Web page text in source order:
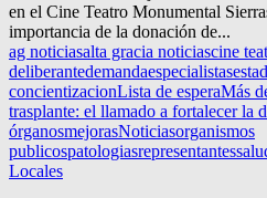
en el Cine Teatro Monumental
importancia de la donación de...
ag noticiasalta gracia noticiascine
deliberantedemandaespecialistas
concientizacionLista de esperaMás
trasplante: el llamado a fortalecer la
órganosmejorasNoticiasorganismos
publicospatologiasrepresentantes
Locales